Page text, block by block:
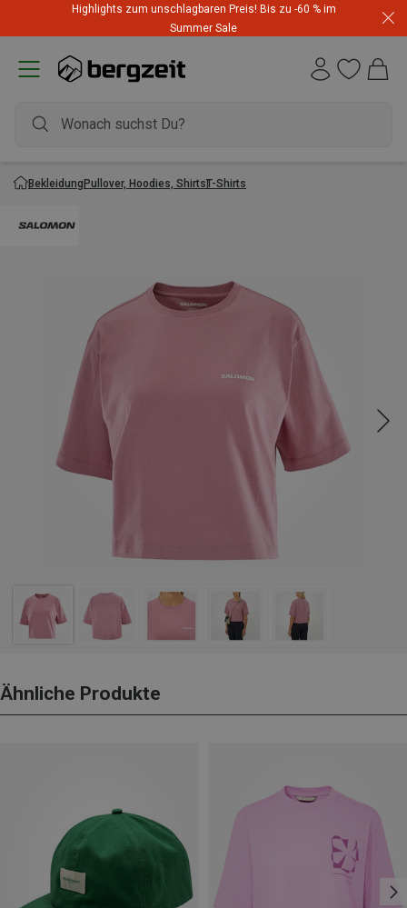
Highlights zum unschlagbaren Preis! Bis zu -60 % im
Summer Sale
BekleidungPullover, Hoodies, ShirtsT-Shirts
Ähnliche Produkte